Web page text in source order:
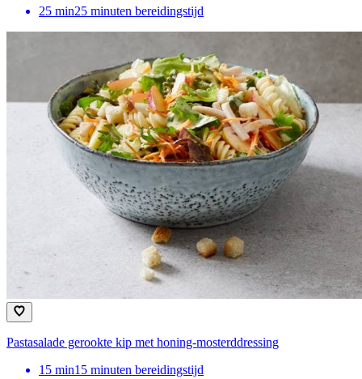
25 min25 minuten bereidingstijd
Pastasalade gerookte kip met honing-mosterddressing
15 min15 minuten bereidingstijd